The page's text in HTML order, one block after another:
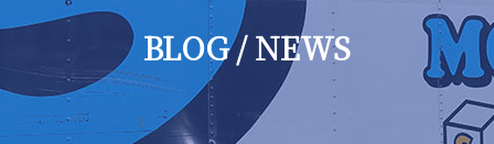
BLOG / NEWS